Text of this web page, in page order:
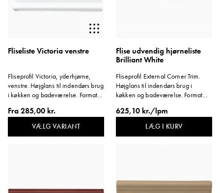
Fliseliste Victoria venstre
Fliseprofil Victoria, yderhjørne,
venstre. Højglans til indendørs brug
i køkken og badeværelse. Format
Fra285,00 kr.
VÆLG VARIANT
Flise udvendig hjørneliste
Brilliant White
Fliseprofil External Corner Trim.
Højglans til indendørs brug i
køkken og badeværelse. Format
625,10 kr./lpm
LÆG I KURV